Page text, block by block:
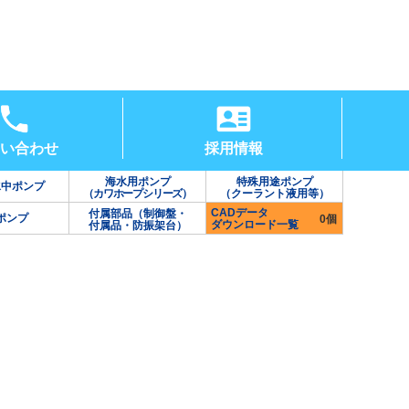
合わせ 採用情報
ポンプ
海水用ポンプ
（カワホープシリーズ）
特殊用途ポンプ
（クーラント液用等）
ンプ
付属部品（制御盤・
付属品・防振架台）
CADデータ
ダウンロード一覧
0個